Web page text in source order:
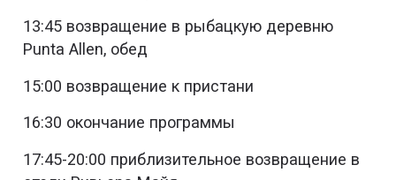
13:45 возвращение в рыбацкую деревню
Punta Allen, обед
15:00 возвращение к пристани
16:30 окончание программы
17:45-20:00 приблизительное возвращение в